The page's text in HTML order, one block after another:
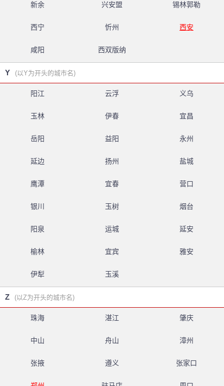
新余 兴安盟 锡林郭勒
西宁 忻州 西安
咸阳 西双版纳
Y (以Y为开头的城市名)
阳江 云浮 义乌
玉林 伊春 宜昌
岳阳 益阳 永州
延边 扬州 盐城
鹰潭 宜春 营口
银川 玉树 烟台
阳泉 运城 延安
榆林 宜宾 雅安
伊犁 玉溪
Z (以Z为开头的城市名)
珠海 湛江 肇庆
中山 舟山 漳州
张掖 遵义 张家口